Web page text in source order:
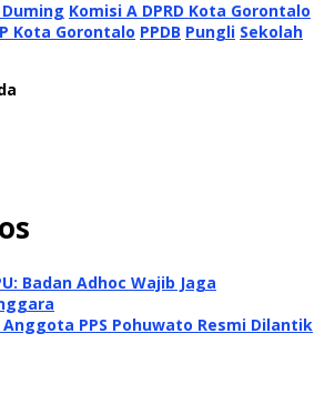
Komisi A DPRD Kota Gorontalo
Kota Gorontalo PPDB Pungli Sekolah
Badan Adhoc Wajib Jaga
Anggota PPS Pohuwato Resmi Dilantik